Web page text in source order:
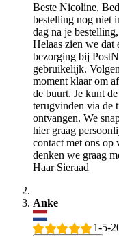
Beste Nicoline,
bestelling nog niet
dag na je
Helaas zien we dat
bezorging bij
gebruikelijk.
moment klaar om
de buurt. Je kunt
terugvinden via de
ontvangen. We
hier graag
contact met ons op
denken we graag
Haar Sieraad
Anke
1-5-